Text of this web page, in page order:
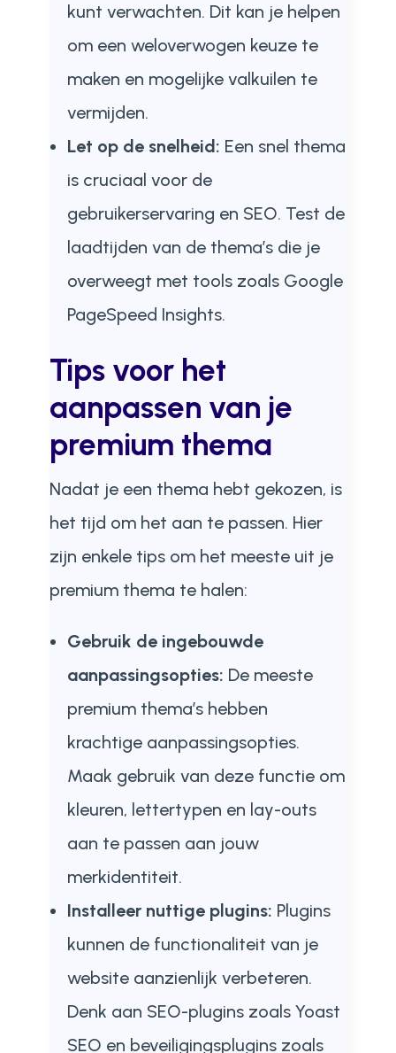
kunt verwachten. Dit kan je helpen
om een weloverwogen keuze te
maken en mogelijke valkuilen te
vermijden.
Let op de snelheid: Een snel thema
is cruciaal voor de
gebruikerservaring en SEO. Test de
laadtijden van de thema’s die je
overweegt met tools zoals Google
PageSpeed Insights.
Tips voor het
aanpassen van je
premium thema
Nadat je een thema hebt gekozen, is
het tijd om het aan te passen. Hier
zijn enkele tips om het meeste uit je
premium thema te halen:
Gebruik de ingebouwde
aanpassingsopties: De meeste
premium thema’s hebben
krachtige aanpassingsopties.
Maak gebruik van deze functie om
kleuren, lettertypen en lay-outs
aan te passen aan jouw
merkidentiteit.
Installeer nuttige plugins: Plugins
kunnen de functionaliteit van je
website aanzienlijk verbeteren.
Denk aan SEO-plugins zoals Yoast
SEO en beveiligingsplugins zoals